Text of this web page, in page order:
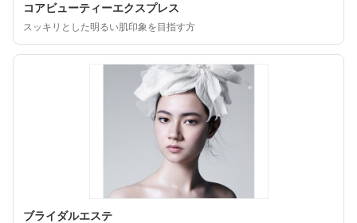
コアビューティーエクスプレス
スッキリとした明るい肌印象を目指す方
ブライダルエステ